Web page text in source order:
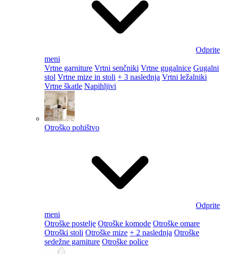
Odprite
meni
Vrtne garniture Vrtni senčniki Vrtne gugalnice Gugalni
stol Vrtne mize in stoli + 3 naslednja Vrtni ležalniki
Vrtne škatle Napihljivi
Otroško pohištvo
Odprite
meni
Otroške postelje Otroške komode Otroške omare
Otroški stoli Otroške mize + 2 naslednja Otroške
sedežne garniture Otroške police